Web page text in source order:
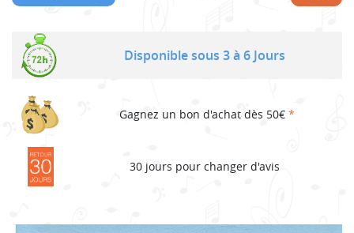
Disponible sous 3 à 6 Jours
Gagnez un bon d'achat dès 50€ *
30 jours pour changer d'avis